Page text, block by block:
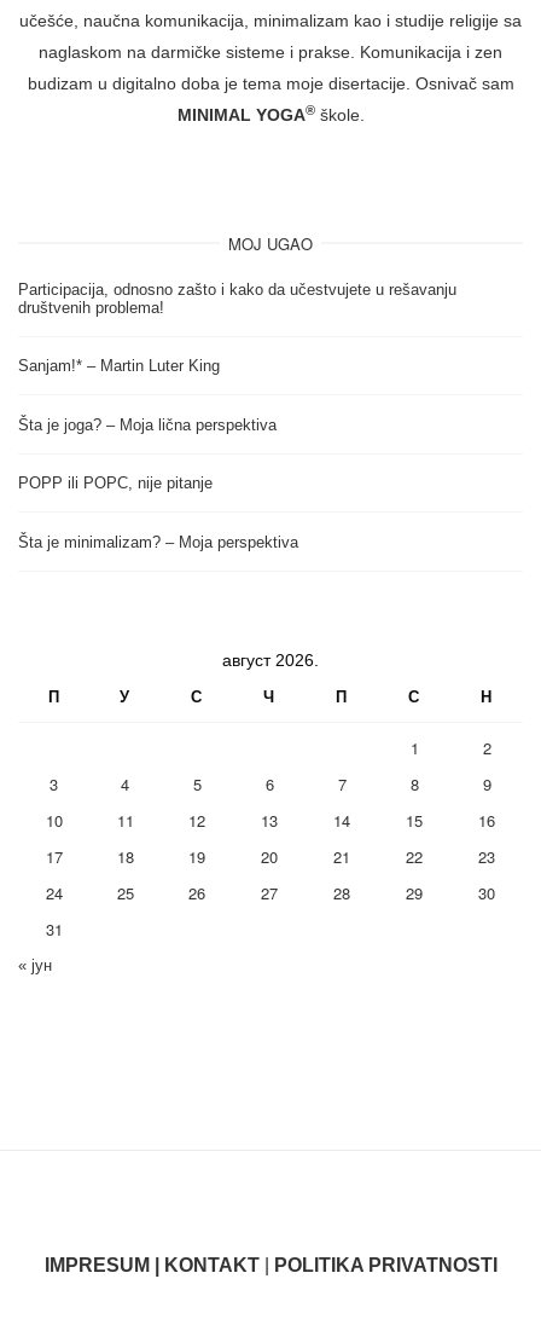
učešće, naučna komunikacija, minimalizam kao i studije religije sa
naglaskom na darmičke sisteme i prakse. Komunikacija i zen
budizam u digitalno doba je tema moje disertacije. Osnivač sam
MINIMAL YOGA®škole.
MOJ UGAO
Participacija, odnosno zašto i kako da učestvujete u rešavanju
društvenih problema!
Sanjam!* – Martin Luter King
Šta je joga? – Moja lična perspektiva
POPP ili POPC, nije pitanje
Šta je minimalizam? – Moja perspektiva
август 2026.
П У С Ч П С Н
1
2
3
4 5 6 7 8
9
10
11 12 13 14 15
16
17
18 19 20 21 22
23
24
25 26 27 28 29
30
31
« јун
IMPRESUM | KONTAKT| POLITIKA PRIVATNOSTI